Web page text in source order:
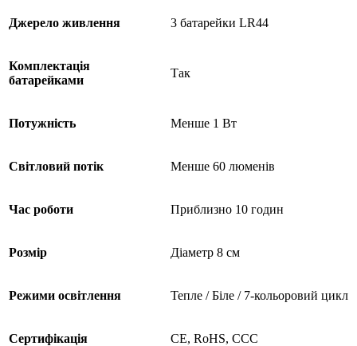
Джерело живлення 3 батарейки LR44
Комплектація
батарейками
Так
Потужність Менше 1 Вт
Світловий потік Менше 60 люменів
Час роботи Приблизно 10 годин
Розмір Діаметр 8 см
Режими освітлення Тепле / Біле / 7-кольоровий цикл
Сертифікація CE, RoHS, CCC